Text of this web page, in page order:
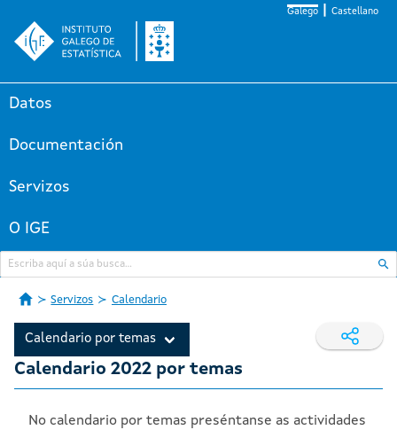
Galego Castellano
Datos
Documentación
Servizos
O IGE
Servizos Calendario
Calendario por temas
Calendario 2022 por temas
No calendario por temas preséntanse as actividades